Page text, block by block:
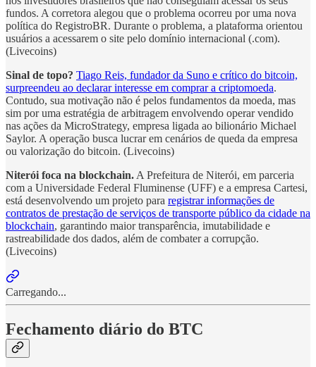
fundos. A corretora alegou que o problema ocorreu por uma nova
política do RegistroBR. Durante o problema, a plataforma orientou
usuários a acessarem o site pelo domínio internacional (.com).
(Livecoins)
Sinal de topo? Tiago Reis, fundador da Suno e crítico do bitcoin,
surpreendeu ao declarar interesse em comprar a criptomoeda.
Contudo, sua motivação não é pelos fundamentos da moeda, mas
sim por uma estratégia de arbitragem envolvendo operar vendido
nas ações da MicroStrategy, empresa ligada ao bilionário Michael
Saylor. A operação busca lucrar em cenários de queda da empresa
ou valorização do bitcoin. (Livecoins)
Niterói foca na blockchain. A Prefeitura de Niterói, em parceria
com a Universidade Federal Fluminense (UFF) e a empresa Cartesi,
está desenvolvendo um projeto para registrar informações de
contratos de prestação de serviços de transporte público da cidade na
blockchain, garantindo maior transparência, imutabilidade e
rastreabilidade dos dados, além de combater a corrupção.
(Livecoins)
Carregando...
Fechamento diário do BTC